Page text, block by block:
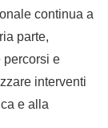
continua a
parte,
percorsi e
interventi
e alla